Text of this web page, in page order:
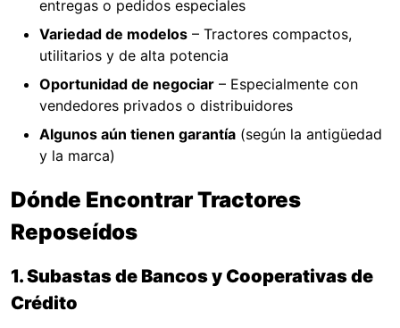
entregas o pedidos especiales
Variedad de modelos – Tractores compactos,
utilitarios y de alta potencia
Oportunidad de negociar – Especialmente con
vendedores privados o distribuidores
Algunos aún tienen garantía (según la antigüedad
y la marca)
Dónde Encontrar Tractores
Reposeídos
1. Subastas de Bancos y Cooperativas de
Crédito